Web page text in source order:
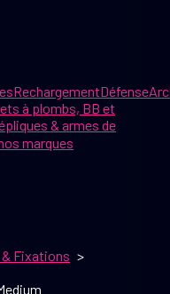
RechargementDéfense
à plombs, BB et
& armes de
marques
Fixations